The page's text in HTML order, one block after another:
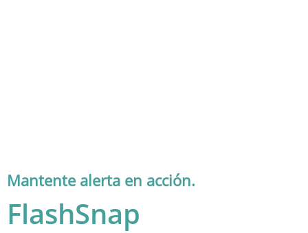
Mantente alerta en acción.
FlashSnap